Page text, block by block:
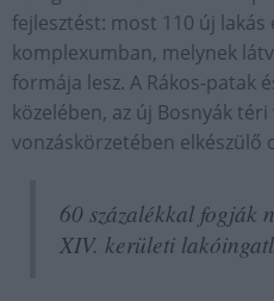
fejlesztést: most 110 új lakás
komplexumban, melynek
formája lesz. A Rákos-patak
közelében, az új Bosnyák
vonzáskörzetében
60 százalékkal fogják
XIV. kerületi